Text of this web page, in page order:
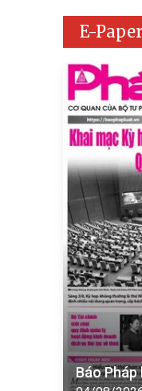
E-Paper
Báo